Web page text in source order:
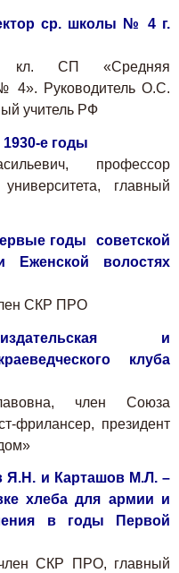
ср. школы № 4 г.
кл. СП «Средняя
4». Руководитель О.С.
учитель РФ
1930-е годы
профессор
университета, главный
годы советской
Еженской волостях
СКР ПРО
издательская и
клуба
член Союза
фрилансер, президент
Я.Н. и Карташов М.Л. –
хлеба для армии и
в годы Первой
СКР ПРО, главный